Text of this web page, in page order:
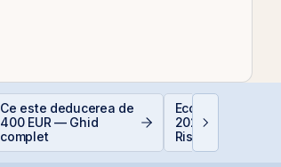
Ce este deducerea de
400 EUR — Ghid
complet
Economia
2026:
Riscuri pentru
Investitori